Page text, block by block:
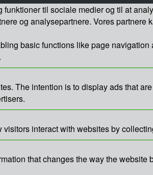
til sociale medier og til at
og analysepartnere. Vores
basic functions like page
The intention is to display ads that
interact with websites by
that changes the way the